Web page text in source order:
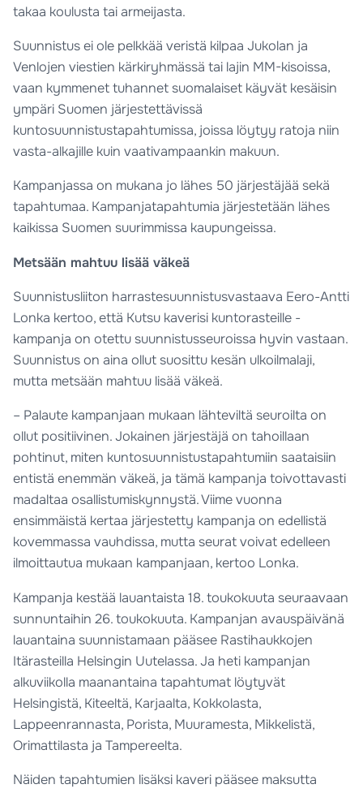
takaa koulusta tai armeijasta.
Suunnistus ei ole pelkkää veristä kilpaa Jukolan ja
Venlojen viestien kärkiryhmässä tai lajin MM-kisoissa,
vaan kymmenet tuhannet suomalaiset käyvät kesäisin
ympäri Suomen järjestettävissä
kuntosuunnistustapahtumissa, joissa löytyy ratoja niin
vasta-alkajille kuin vaativampaankin makuun.
Kampanjassa on mukana jo lähes 50 järjestäjää sekä
tapahtumaa. Kampanjatapahtumia järjestetään lähes
kaikissa Suomen suurimmissa kaupungeissa.
Metsään mahtuu lisää väkeä
Suunnistusliiton harrastesuunnistusvastaava Eero-Antti
Lonka kertoo, että Kutsu kaverisi kuntorasteille -
kampanja on otettu suunnistusseuroissa hyvin vastaan.
Suunnistus on aina ollut suosittu kesän ulkoilmalaji,
mutta metsään mahtuu lisää väkeä.
– Palaute kampanjaan mukaan lähteviltä seuroilta on
ollut positiivinen. Jokainen järjestäjä on tahoillaan
pohtinut, miten kuntosuunnistustapahtumiin saataisiin
entistä enemmän väkeä, ja tämä kampanja toivottavasti
madaltaa osallistumiskynnystä. Viime vuonna
ensimmäistä kertaa järjestetty kampanja on edellistä
kovemmassa vauhdissa, mutta seurat voivat edelleen
ilmoittautua mukaan kampanjaan, kertoo Lonka.
Kampanja kestää lauantaista 18. toukokuuta seuraavaan
sunnuntaihin 26. toukokuuta. Kampanjan avauspäivänä
lauantaina suunnistamaan pääsee Rastihaukkojen
Itärasteilla Helsingin Uutelassa. Ja heti kampanjan
alkuviikolla maanantaina tapahtumat löytyvät
Helsingistä, Kiteeltä, Karjaalta, Kokkolasta,
Lappeenrannasta, Porista, Muuramesta, Mikkelistä,
Orimattilasta ja Tampereelta.
Näiden tapahtumien lisäksi kaveri pääsee maksutta